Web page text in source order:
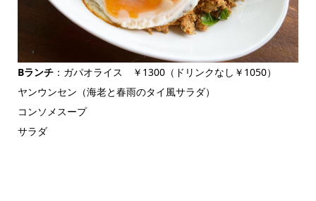
Bランチ：ガパオライス ￥1300（ドリンクなし￥1050）
ヤンウンセン（海老と春雨のタイ風サラダ）
コンソメスープ
サラダ